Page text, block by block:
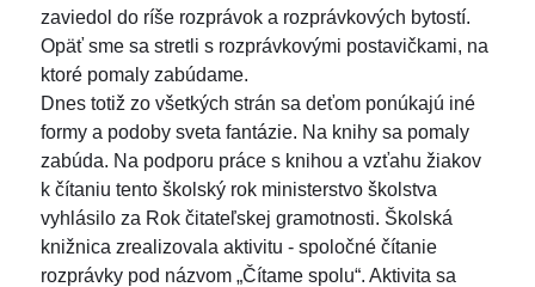
zaviedol do ríše rozprávok a rozprávkových bytostí.
Opäť sme sa stretli s rozprávkovými postavičkami, na
ktoré pomaly zabúdame.
Dnes totiž zo všetkých strán sa deťom ponúkajú iné
formy a podoby sveta fantázie. Na knihy sa pomaly
zabúda. Na podporu práce s knihou a vzťahu žiakov
k čítaniu tento školský rok ministerstvo školstva
vyhlásilo za Rok čitateľskej gramotnosti. Školská
knižnica zrealizovala aktivitu - spoločné čítanie
rozprávky pod názvom „Čítame spolu“. Aktivita sa